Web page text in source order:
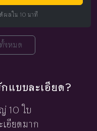
ผลใน 10 นาที
งหมด
แบบละเอียด?
10 ใบ
อียดมาก